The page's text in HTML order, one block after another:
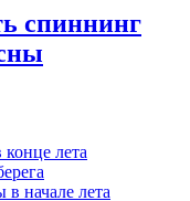
спиннинг
лета
начале лета